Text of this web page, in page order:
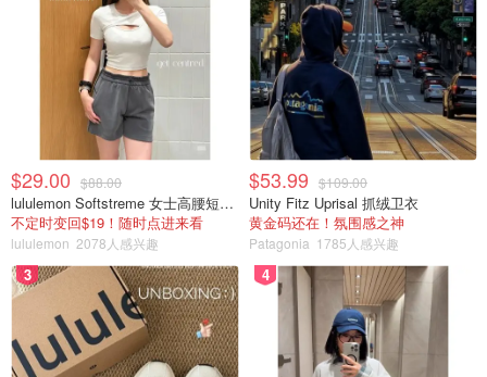
$29.00 $88.00
lululemon Softstreme 女士高腰短裤 10cm
不定时变回$19！随时点进来看
lululemon 2078人感兴趣
$53.99 $109.00
Unity Fitz Uprisal 抓绒卫衣
黄金码还在！氛围感之神
Patagonia 1785人感兴趣
3 4